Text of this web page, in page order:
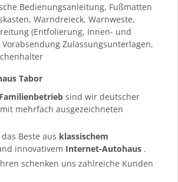
Bedienungsanleitung, Fußmatten
Warndreieck, Warnweste,
(Entfolierung, Innen- und
Zulassungsunterlagen,
Tabor
Familienbetrieb sind wir deutscher
mit mehrfach ausgezeichneten
Beste aus klassischem
innovativem Internet-Autohaus .
schenken uns zahlreiche Kunden